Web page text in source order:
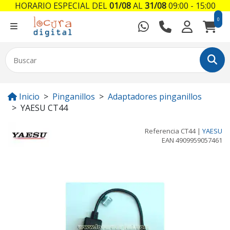
0
Inicio Pinganillos
Adaptadores pinganillos
YAESU CT44
Referencia CT44| YAESU
EAN 4909959057461
HORARIO ESPECIAL DEL01/08AL31/0809:00 - 15:00